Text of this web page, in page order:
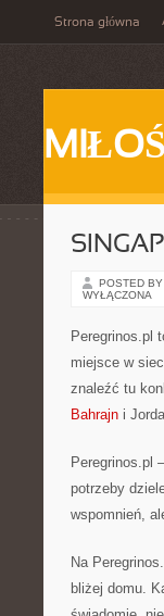
Strona główna
POSTED BY
WYŁĄCZONA
Peregrinos.pl
miejsce w
znaleźć tu
Bahrajn i
Peregrinos.pl
potrzeby
wspomnień,
Na
bliżej domu.